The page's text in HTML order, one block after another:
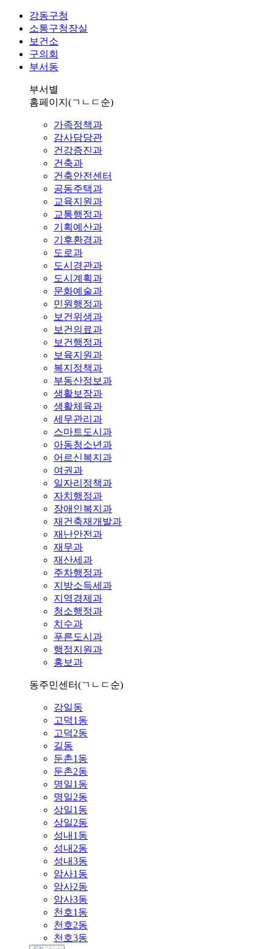
강동구청
소통구청장실
보건소
구의회
부서동
부서별
홈페이지 (ㄱㄴㄷ순)
가족정책과
감사담당관
건강증진과
건축과
건축안전센터
공동주택과
교육지원과
교통행정과
기획예산과
기후환경과
도로과
도시경관과
도시계획과
문화예술과
민원행정과
보건위생과
보건의료과
보건행정과
보육지원과
복지정책과
부동산정보과
생활보장과
생활체육과
세무관리과
스마트도시과
아동청소년과
어르신복지과
여권과
일자리정책과
자치행정과
장애인복지과
재건축재개발과
재난안전과
재무과
재산세과
주차행정과
지방소득세과
지역경제과
청소행정과
치수과
푸른도시과
행정지원과
홍보과
동주민센터(ㄱㄴㄷ순)
강일동
고덕1동
고덕2동
길동
둔촌1동
둔촌2동
명일1동
명일2동
상일1동
상일2동
성내1동
성내2동
성내3동
암사1동
암사2동
암사3동
천호1동
천호2동
천호3동